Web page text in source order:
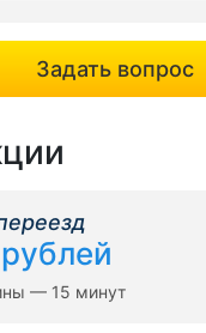
Задать вопрос
— 15 минут